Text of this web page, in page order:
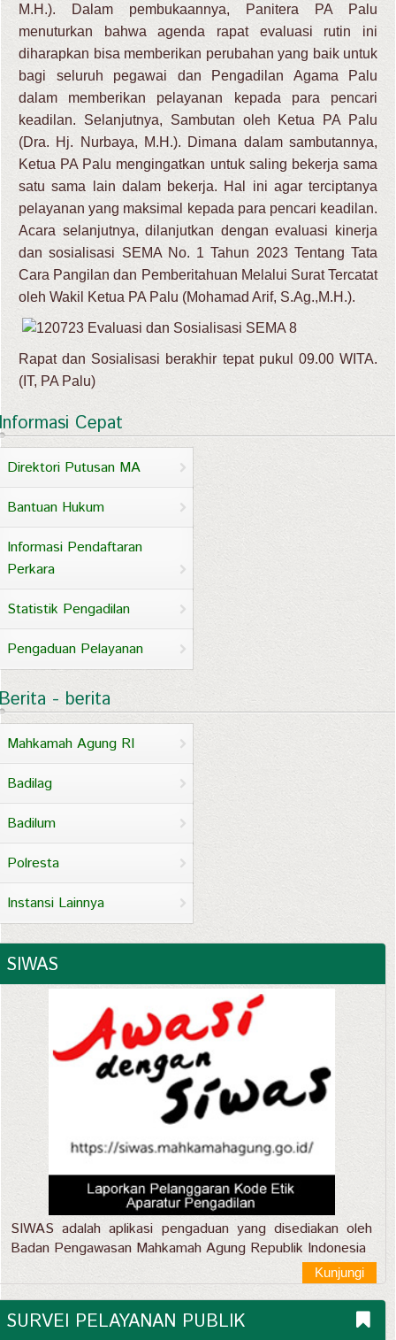
M.H.). Dalam pembukaannya, Panitera PA Palu
menuturkan bahwa agenda rapat evaluasi rutin ini
diharapkan bisa memberikan perubahan yang baik untuk
bagi seluruh pegawai dan Pengadilan Agama Palu
dalam memberikan pelayanan kepada para pencari
keadilan. Selanjutnya, Sambutan oleh Ketua PA Palu
(Dra. Hj. Nurbaya, M.H.). Dimana dalam sambutannya,
Ketua PA Palu mengingatkan untuk saling bekerja sama
satu sama lain dalam bekerja. Hal ini agar terciptanya
pelayanan yang maksimal kepada para pencari keadilan.
Acara selanjutnya, dilanjutkan dengan evaluasi kinerja
dan sosialisasi SEMA No. 1 Tahun 2023 Tentang Tata
Cara Pangilan dan Pemberitahuan Melalui Surat Tercatat
oleh Wakil Ketua PA Palu (Mohamad Arif, S.Ag.,M.H.).
Rapat dan Sosialisasi berakhir tepat pukul 09.00 WITA.
(IT, PA Palu)
Cepat
Direktori Putusan MA
Bantuan Hukum
Informasi Pendaftaran
Perkara
Statistik Pengadilan
Pengaduan Pelayanan
- berita
Mahkamah Agung RI
Badilag
Badilum
Polresta
Instansi Lainnya
SIWAS
SIWAS adalah aplikasi pengaduan yang disediakan oleh
Badan Pengawasan Mahkamah Agung Republik Indonesia
Kunjungi
SURVEI PELAYANAN PUBLIK